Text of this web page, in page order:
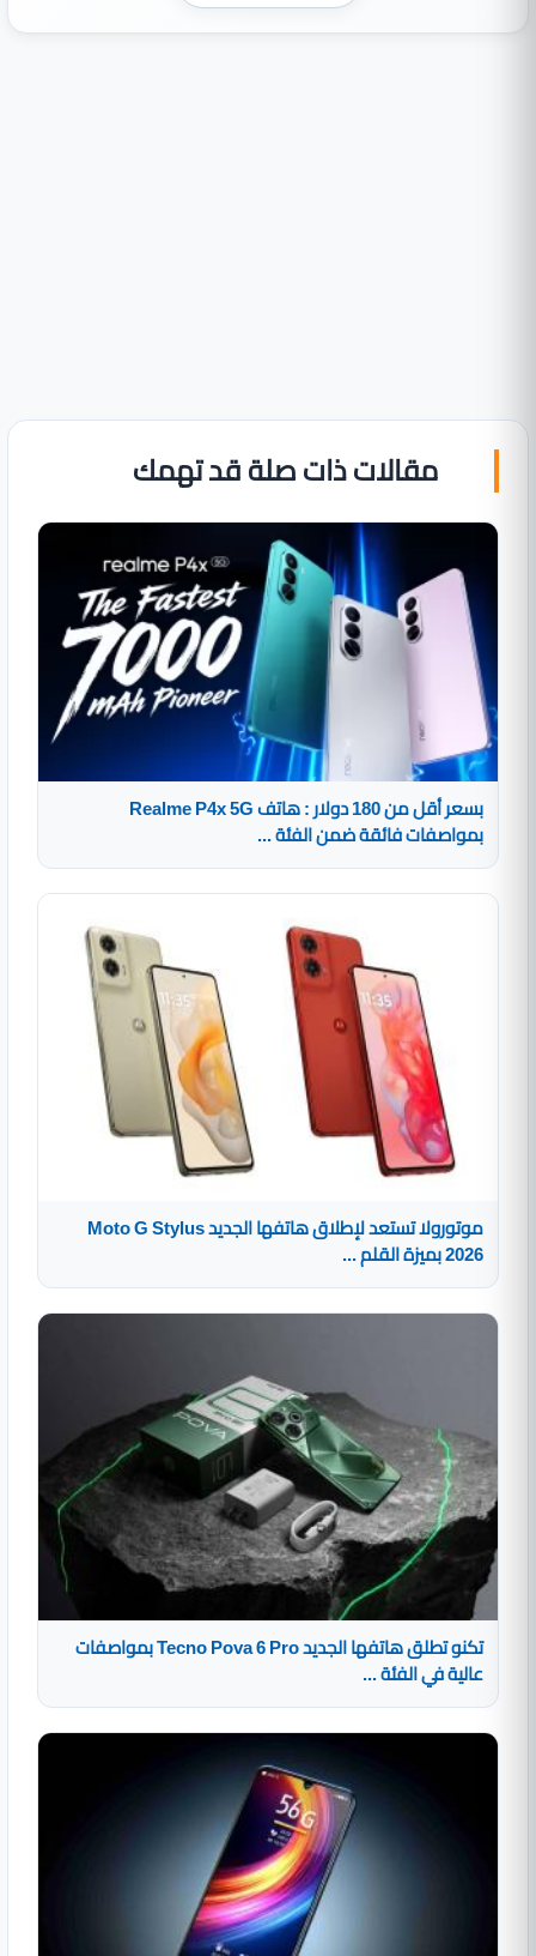
مقالات ذات صلة قد تهمك
بسعر أقل من 180 دولار : هاتف Realme P4x 5G
بمواصفات فائقة ضمن الفئة ...
موتورولا تستعد لإطلاق هاتفها الجديد Moto G Stylus
2026 بميزة القلم ...
تكنو تطلق هاتفها الجديد Tecno Pova 6 Pro بمواصفات
عالية في الفئة ...